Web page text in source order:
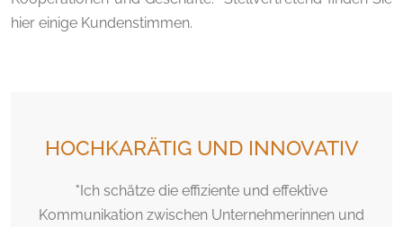
hier einige Kundenstimmen.
HOCHKARÄTIG UND INNOVATIV
"Ich schätze die effiziente und effektive
Kommunikation zwischen Unternehmerinnen und